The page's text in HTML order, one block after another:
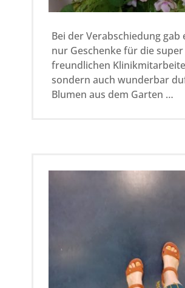
Bei der Verabschiedung gab
nur Geschenke für die super
freundlichen
sondern auch wunderbar
Blumen aus dem Garten …